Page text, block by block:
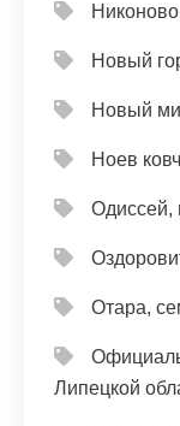
Новый
Новый
Ноев
Одиссей,
Отара,
Липецкой